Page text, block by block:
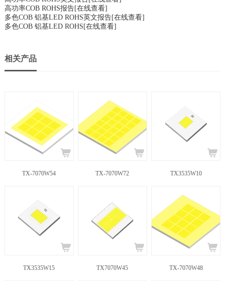
高功率COB ROHS报告[在线查看]
多色COB 铝基LED ROHS英文报告[在线查看]
多色COB 铝基LED ROHS [在线查看]
相关产品
TX-7070W54 TX-7070W72 TX3535W10
TX3535W15 TX7070W45 TX-7070W48